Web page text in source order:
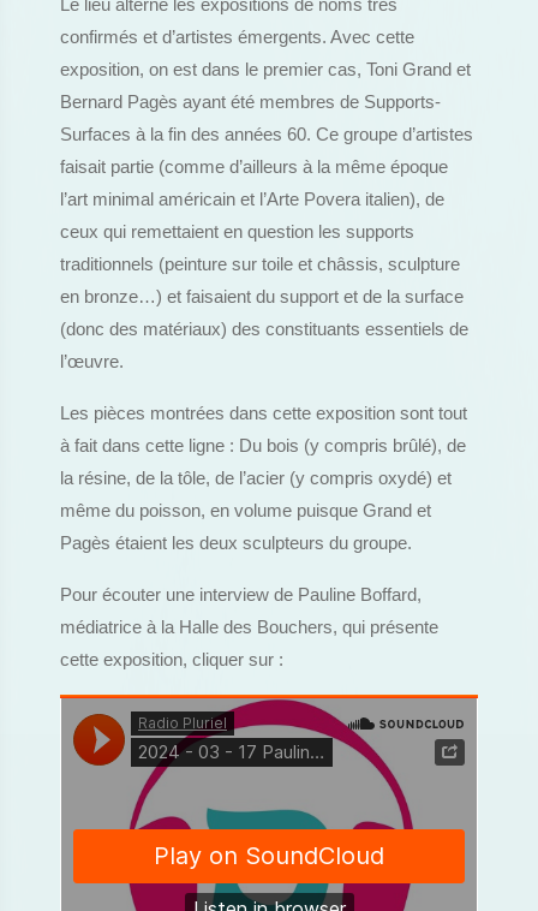
Le lieu alterne les expositions de noms très
confirmés et d’artistes émergents. Avec cette
exposition, on est dans le premier cas, Toni Grand et
Bernard Pagès ayant été membres de Supports-
Surfaces à la fin des années 60. Ce groupe d’artistes
faisait partie (comme d’ailleurs à la même époque
l’art minimal américain et l’Arte Povera italien), de
ceux qui remettaient en question les supports
traditionnels (peinture sur toile et châssis, sculpture
en bronze…) et faisaient du support et de la surface
(donc des matériaux) des constituants essentiels de
l’œuvre.
Les pièces montrées dans cette exposition sont tout
à fait dans cette ligne : Du bois (y compris brûlé), de
la résine, de la tôle, de l’acier (y compris oxydé) et
même du poisson, en volume puisque Grand et
Pagès étaient les deux sculpteurs du groupe.
Pour écouter une interview de Pauline Boffard,
médiatrice à la Halle des Bouchers, qui présente
cette exposition, cliquer sur :